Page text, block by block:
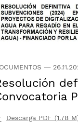
—
Descarga PDF (1.78